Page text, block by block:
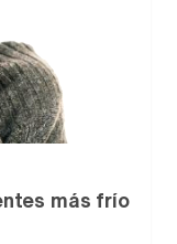
más frío